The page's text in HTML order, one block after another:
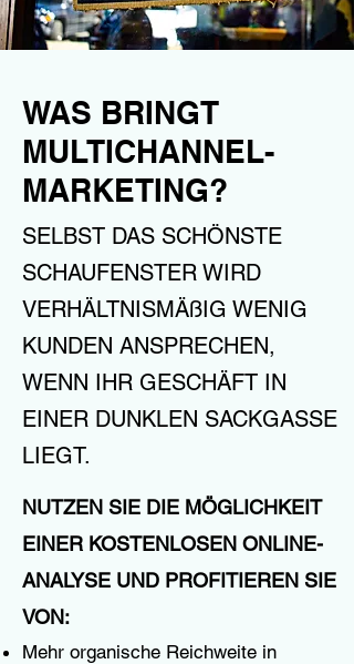
WAS BRINGT
MULTICHANNEL-
MARKETING?
SELBST DAS SCHÖNSTE
SCHAUFENSTER WIRD
VERHÄLTNISMÄßIG WENIG
KUNDEN ANSPRECHEN,
WENN IHR GESCHÄFT IN
EINER DUNKLEN SACKGASSE
LIEGT.
NUTZEN SIE DIE MÖGLICHKEIT
EINER KOSTENLOSEN ONLINE-
ANALYSE UND PROFITIEREN SIE
VON:
Mehr organische Reichweite in